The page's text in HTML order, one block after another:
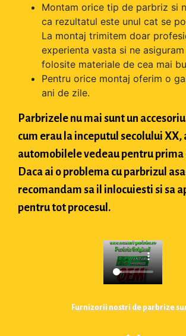
Montam orice tip de parbriz si
ca rezultatul este unul cat se
La montaj trimitem doar
experienta vasta si ne
folosite materiale de cea mai
Pentru orice montaj oferim o
ani de zile.
Parbrizele nu mai sunt un
cum erau la inceputul secolului XX,
automobilele vedeau pentru
Daca ai o problema cu parbrizul
recomandam sa il inlocuiesti si sa
pentru tot procesul.
Furnizorii nostri de parbrize